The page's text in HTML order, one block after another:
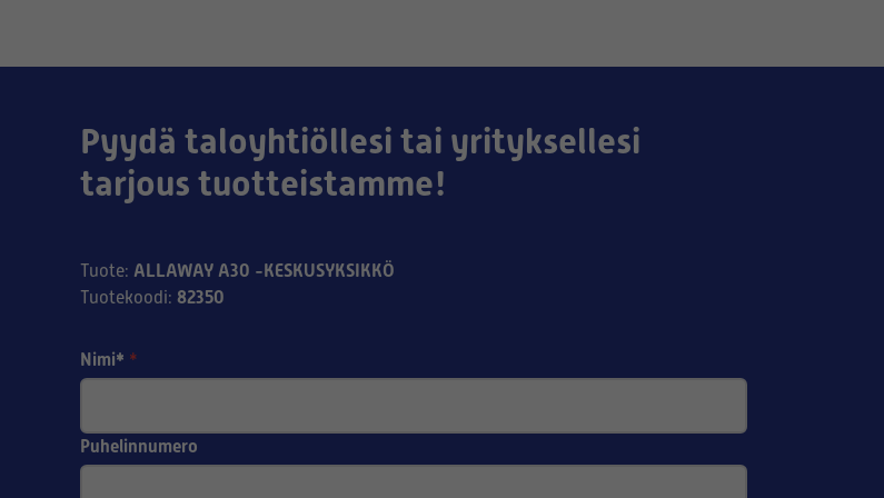
Pyydä taloyhtiöllesi tai yrityksellesi
tarjous tuotteistamme!
Tuote: ALLAWAY A30 -KESKUSYKSIKKÖ
Tuotekoodi: 82350
Nimi* *
Puhelinnumero